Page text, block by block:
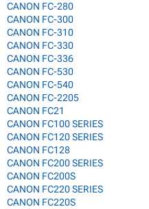
CANON FC-280
CANON FC-300
CANON FC-310
CANON FC-330
CANON FC-336
CANON FC-530
CANON FC-540
CANON FC-2205
CANON FC21
CANON FC100 SERIES
CANON FC120 SERIES
CANON FC128
CANON FC200 SERIES
CANON FC200S
CANON FC220 SERIES
CANON FC220S